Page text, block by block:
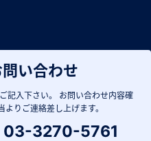
問い合わせ
記入下さい。
お問い合わせ内容確
よりご連絡差し上げます。
03-3270-5761